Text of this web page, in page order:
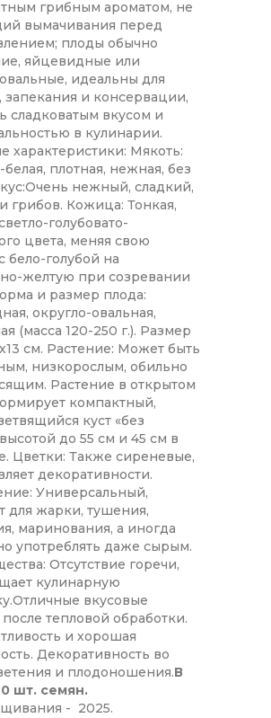
грибным ароматом, не
вымачивания перед
плоды обычно
яйцевидные или
идеальны для
запекания и консервации,
сладковатым вкусом и
в кулинарии.
характеристики: Мякоть:
плотная, нежная, без
нежный, сладкий,
грибов. Кожица: Тонкая,
голубовато-
цвета, меняя свою
бело-голубой на
желтую при созревании
и размер плода:
округло-овальная,
(масса 120-250 г.). Размер
см. Растение: Может быть
низкорослым, обильно
Растение в открытом
компактный,
куст «без
до 55 см и 45 см в
Цветки: Также сиреневые,
декоративности.
Универсальный,
для жарки, тушения,
маринования, а иногда
употреблять даже сырым.
Отсутствие горечи,
кулинарную
вкусовые
после тепловой обработки.
и хорошая
Декоративность во
и плодоношения.В
шт. семян.
- 2025.